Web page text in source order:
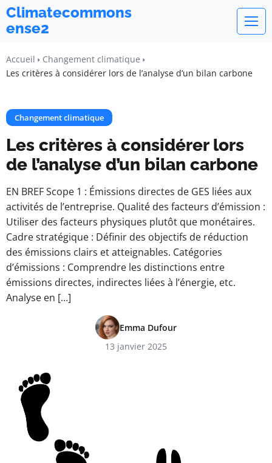
Climatecommons
ense2
Accueil
Changement climatique
Les critères à considérer lors de l’analyse d’un bilan carbone
Changement climatique
Les critères à considérer lors
de l’analyse d’un bilan carbone
EN BREF Scope 1 : Émissions directes de GES liées aux
activités de l’entreprise. Qualité des facteurs d’émission :
Utiliser des facteurs physiques plutôt que monétaires.
Cadre stratégique : Définir des objectifs de réduction
des émissions clairs et atteignables. Catégories
d’émissions : Comprendre les distinctions entre
émissions directes, indirectes liées à l’énergie, etc.
Analyse en […]
Emma Dufour
13 janvier 2025